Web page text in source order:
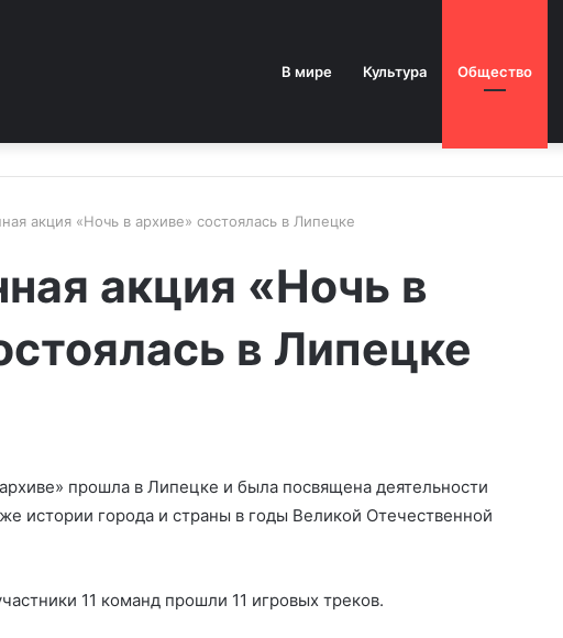
В мире Культура Общество
акция «Ночь в архиве» состоялась в Липецке
акция «Ночь в
в Липецке
прошла в Липецке и была посвящена деятельности
истории города и страны в годы Великой Отечественной
11 команд прошли 11 игровых треков.